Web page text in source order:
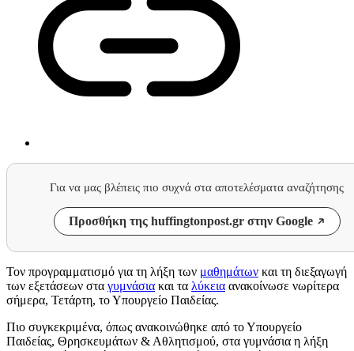
Για να μας βλέπεις πιο συχνά στα αποτελέσματα αναζήτησης
Προσθήκη της huffingtonpost.gr στην Google
Τον προγραμματισμό για τη λήξη των μαθημάτων και τη διεξαγωγή
των εξετάσεων στα γυμνάσια και τα λύκεια ανακοίνωσε νωρίτερα
σήμερα, Τετάρτη, το Υπουργείο Παιδείας.
Πιο συγκεκριμένα, όπως ανακοινώθηκε από το Υπουργείο
Παιδείας, Θρησκευμάτων & Αθλητισμού, στα γυμνάσια η λήξη